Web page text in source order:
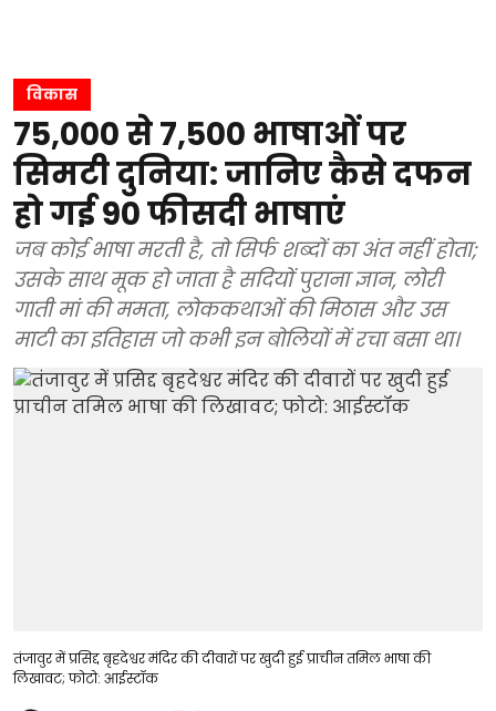
विकास
75,000 से 7,500 भाषाओं पर
सिमटी दुनिया: जानिए कैसे दफन
हो गई 90 फीसदी भाषाएं
जब कोई भाषा मरती है, तो सिर्फ शब्दों का अंत नहीं होता;
उसके साथ मूक हो जाता है सदियों पुराना ज्ञान, लोरी
गाती मां की ममता, लोककथाओं की मिठास और उस
माटी का इतिहास जो कभी इन बोलियों में रचा बसा था।
तंजावुर में प्रसिद्द बृहदेश्वर मंदिर की दीवारों पर खुदी हुई प्राचीन तमिल भाषा की
लिखावट; फोटो: आईस्टॉक